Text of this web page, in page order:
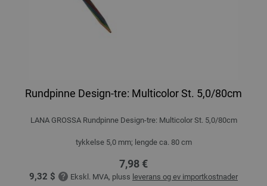
Rundpinne Design-tre: Multicolor St. 5,0/80cm
LANA GROSSA Rundpinne Design-tre: Multicolor St. 5,0/80cm
tykkelse 5,0 mm; lengde ca. 80 cm
7,98 €
9,32 $ Ekskl. MVA, pluss leverans og ev importkostnader